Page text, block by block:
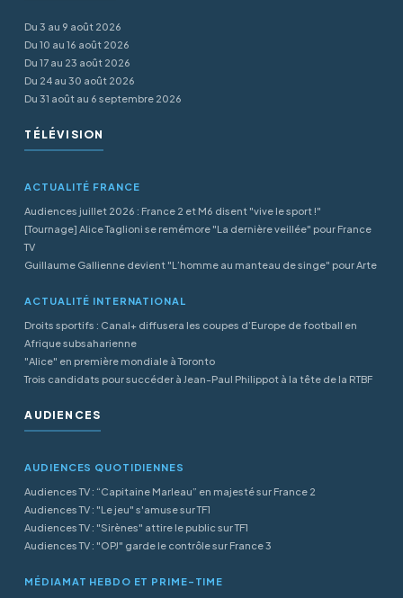
Du 3 au 9 août 2026
Du 10 au 16 août 2026
Du 17 au 23 août 2026
Du 24 au 30 août 2026
Du 31 août au 6 septembre 2026
TÉLÉVISION
ACTUALITÉ FRANCE
Audiences juillet 2026 : France 2 et M6 disent "vive le sport !"
[Tournage] Alice Taglioni se remémore "La dernière veillée" pour France
TV
Guillaume Gallienne devient "L’homme au manteau de singe" pour Arte
ACTUALITÉ INTERNATIONAL
Droits sportifs : Canal+ diffusera les coupes d’Europe de football en
Afrique subsaharienne
"Alice" en première mondiale à Toronto
Trois candidats pour succéder à Jean-Paul Philippot à la tête de la RTBF
AUDIENCES
AUDIENCES QUOTIDIENNES
Audiences TV : “Capitaine Marleau” en majesté sur France 2
Audiences TV : "Le jeu" s'amuse sur TF1
Audiences TV : "Sirènes" attire le public sur TF1
Audiences TV : "OPJ" garde le contrôle sur France 3
MÉDIAMAT HEBDO ET PRIME-TIME